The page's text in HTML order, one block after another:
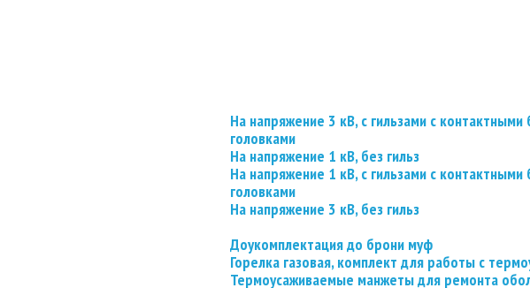
На напряжение 3 кВ, с гильзами с
головками
На напряжение 1 кВ, без гильз
На напряжение 1 кВ, с гильзами с
головками
На напряжение 3 кВ, без гильз
Доукомплектация до брони муф
Горелка газовая, комплект для работы с
Термоусаживаемые манжеты для ремонта